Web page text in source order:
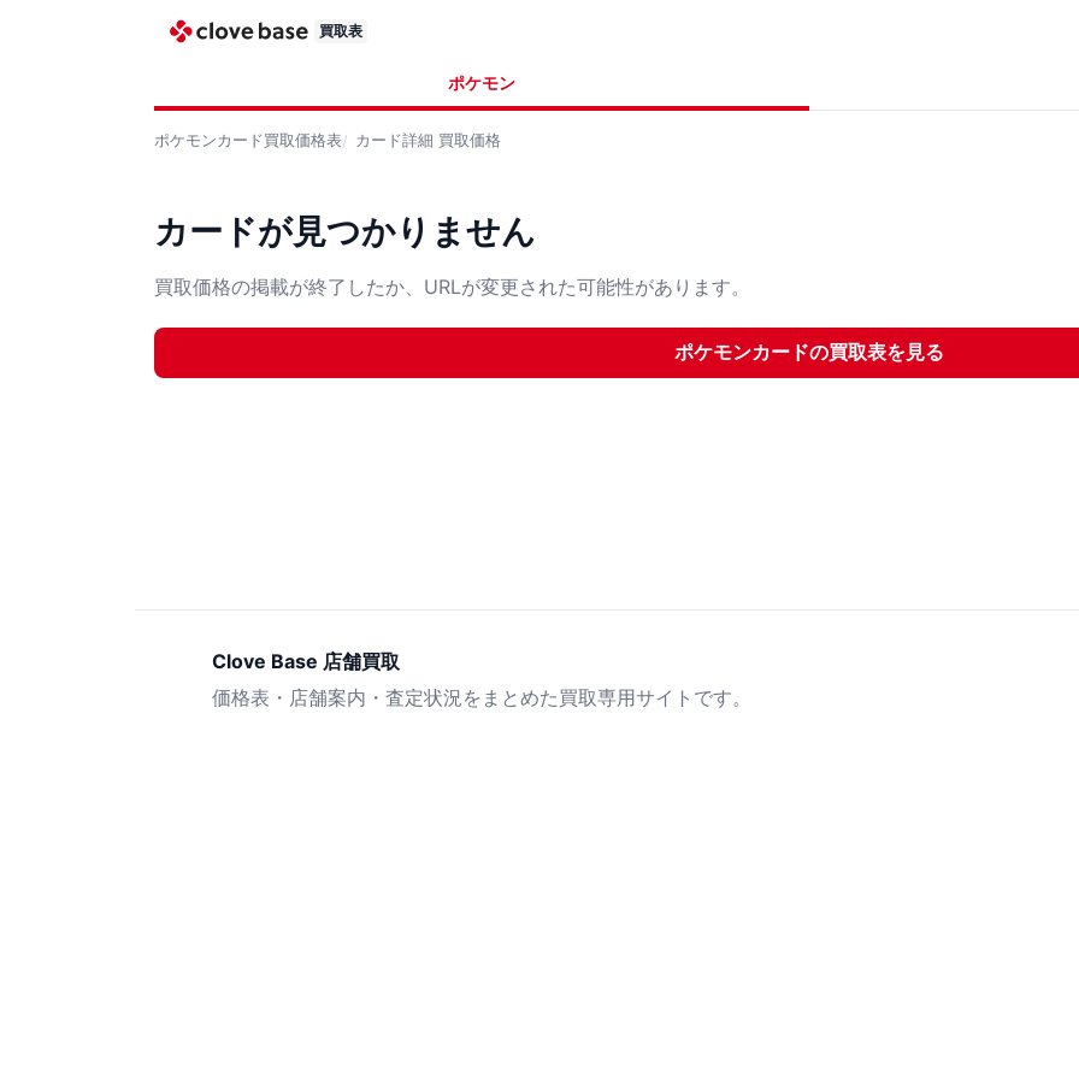
買取表
ポケモン
ポケモンカード買取価格表 カード詳細 買取価格
カードが見つかりません
買取価格の掲載が終了したか、URLが変更された可能性があります。
ポケモンカードの買取表を見る
Clove Base 店舗買取
価格表・店舗案内・査定状況をまとめた買取専用サイトです。